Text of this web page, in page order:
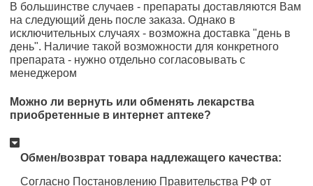
В большинстве случаев - препараты доставляются Вам
на следующий день после заказа. Однако в
исключительных случаях - возможна доставка "день в
день". Наличие такой возможности для конкретного
препарата - нужно отдельно согласовывать с
менеджером
Можно ли вернуть или обменять лекарства
приобретенные в интернет аптеке?
Обмен/возврат товара надлежащего качества:
Согласно Постановлению Правительства РФ от